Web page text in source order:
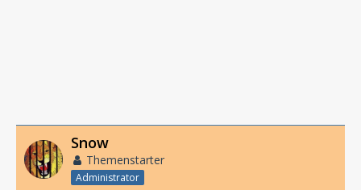
Snow
Themenstarter
Administrator